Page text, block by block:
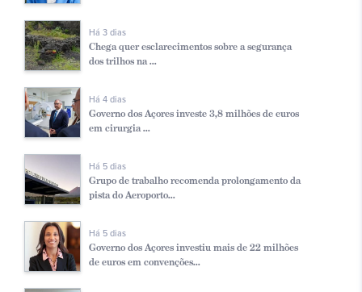
Há 3 dias
Chega quer esclarecimentos sobre a segurança
dos trilhos na ...
Há 4 dias
Governo dos Açores investe 3,8 milhões de euros
em cirurgia ...
Há 5 dias
Grupo de trabalho recomenda prolongamento da
pista do Aeroporto...
Há 5 dias
Governo dos Açores investiu mais de 22 milhões
de euros em convenções...